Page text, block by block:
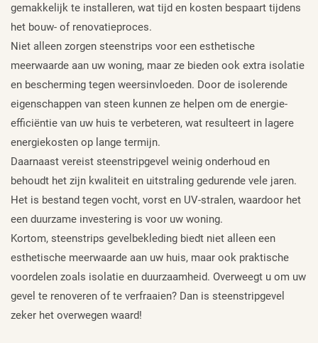
gemakkelijk te installeren, wat tijd en kosten bespaart tijdens
het bouw- of renovatieproces.
Niet alleen zorgen steenstrips voor een esthetische
meerwaarde aan uw woning, maar ze bieden ook extra isolatie
en bescherming tegen weersinvloeden. Door de isolerende
eigenschappen van steen kunnen ze helpen om de energie-
efficiëntie van uw huis te verbeteren, wat resulteert in lagere
energiekosten op lange termijn.
Daarnaast vereist steenstripgevel weinig onderhoud en
behoudt het zijn kwaliteit en uitstraling gedurende vele jaren.
Het is bestand tegen vocht, vorst en UV-stralen, waardoor het
een duurzame investering is voor uw woning.
Kortom, steenstrips gevelbekleding biedt niet alleen een
esthetische meerwaarde aan uw huis, maar ook praktische
voordelen zoals isolatie en duurzaamheid. Overweegt u om uw
gevel te renoveren of te verfraaien? Dan is steenstripgevel
zeker het overwegen waard!